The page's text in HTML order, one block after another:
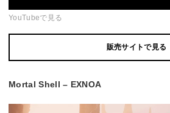
YouTubeで見る
販売サイトで見る
Mortal Shell – EXNOA